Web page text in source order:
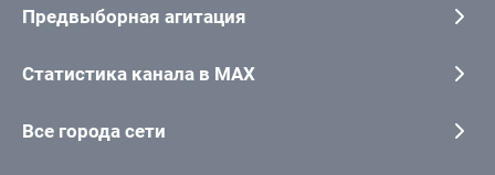
Предвыборная агитация
Статистика канала в MAX
Все города сети